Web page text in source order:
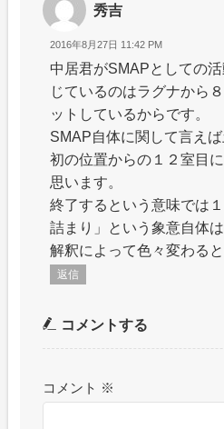
秀吉
2016年8月27日 11:42 PM
中居君がSMAPとしての
じているのはラグナから
ットしているからです。
SMAP自体に関して言え
初の位置からの１２室目
思います。
終了するという意味では
詰まり」という象意自体
解釈によって色々変わると
返信
コメントする
コメント ※